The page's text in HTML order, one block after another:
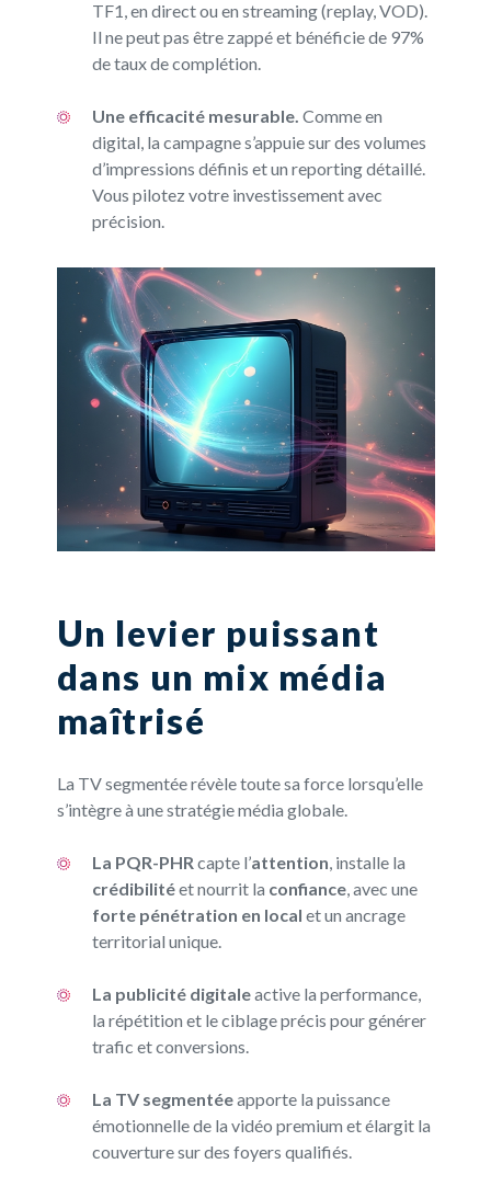
TF1, en direct ou en streaming (replay, VOD).
Il ne peut pas être zappé et bénéficie de 97%
de taux de complétion.
Une efficacité mesurable. Comme en
digital, la campagne s’appuie sur des volumes
d’impressions définis et un reporting détaillé.
Vous pilotez votre investissement avec
précision.
Un levier puissant
dans un mix média
maîtrisé
La TV segmentée révèle toute sa force lorsqu’elle
s’intègre à une stratégie média globale.
La PQR-PHR capte l’attention, installe la
crédibilitéet nourrit la confiance, avec une
forte pénétration en local et un ancrage
territorial unique.
La publicité digitaleactive la performance,
la répétition et le ciblage précis pour générer
trafic et conversions.
La TV segmentéeapporte la puissance
émotionnelle de la vidéo premium et élargit la
couverture sur des foyers qualifiés.